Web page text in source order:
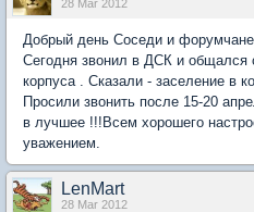
28 Mar 2012
Добрый день Соседи и
Сегодня звонил в ДСК и общался
корпуса . Сказали - заселение в
Просили звонить после 15-20
в лучшее !!!Всем хорошего
уважением.
LenMart
28 Mar 2012